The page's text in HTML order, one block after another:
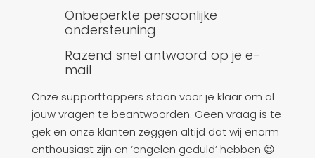
Onbeperkte persoonlijke
ondersteuning
Razend snel antwoord op je e-
mail
Onze supporttoppers staan voor je klaar om al
jouw vragen te beantwoorden. Geen vraag is te
gek en onze klanten zeggen altijd dat wij enorm
enthousiast zijn en ‘engelen geduld’ hebben 😉